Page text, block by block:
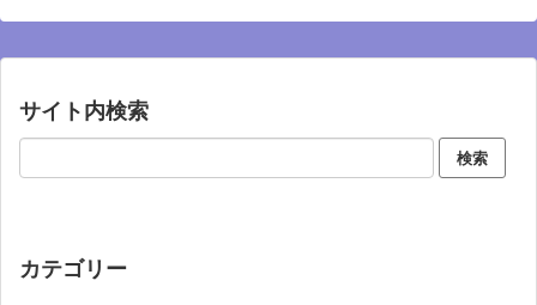
サイト内検索
カテゴリー